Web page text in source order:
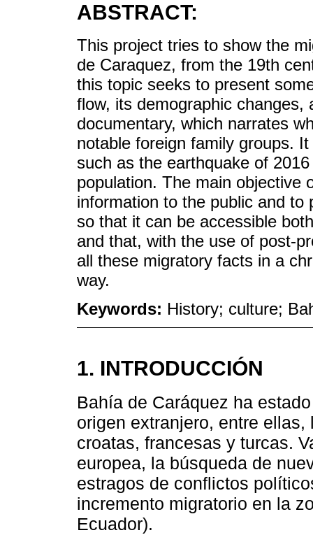
ABSTRACT:
This project tries to show the
de Caraquez, from the 19th
this topic seeks to present
flow, its demographic
documentary, which narrates
notable foreign family groups.
such as the earthquake of
population. The main objective
information to the public and to
so that it can be accessible
and that, with the use of post-
all these migratory facts in a
way.
Keywords: History; culture;
1. INTRODUCCIÓN
Bahía de Caráquez ha
origen extranjero, entre
croatas, francesas y turcas.
europea, la búsqueda de
estragos de conflictos
incremento migratorio en la
Ecuador).